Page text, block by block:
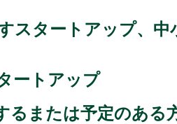
スタートアップ、中
ートアップ
または予定のある